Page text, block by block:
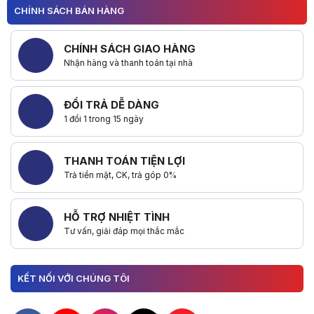
CHÍNH SÁCH BÁN HÀNG
CHÍNH SÁCH GIAO HÀNG
Nhận hàng và thanh toán tại nhà
ĐỔI TRẢ DỄ DÀNG
1 đổi 1 trong 15 ngày
THANH TOÁN TIỆN LỢI
Trả tiền mặt, CK, trả góp 0%
HỖ TRỢ NHIỆT TÌNH
Tư vấn, giải đáp mọi thắc mắc
KẾT NỐI VỚI CHÚNG TÔI